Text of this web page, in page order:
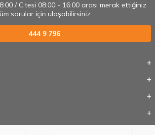
/ C.tesi 08:00 - 16:00 arası merak ettiğiniz
sorular için ulaşabilirsiniz.
444 9 796